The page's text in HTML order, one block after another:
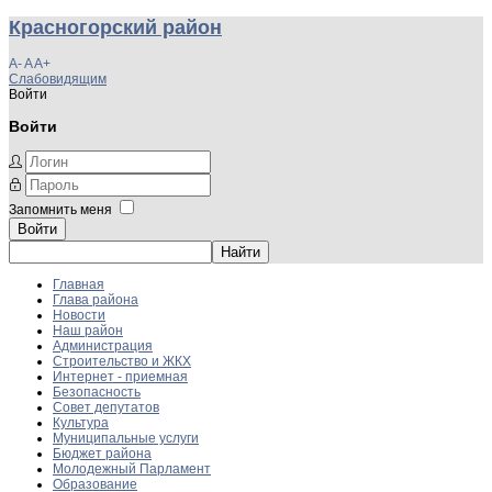
Красногорский район
A-AA+
Слабовидящим
Войти
Войти
Запомнить меня
Войти
Главная
Глава района
Новости
Наш район
Администрация
Строительство и ЖКХ
Интернет - приемная
Безопасность
Совет депутатов
Культура
Муниципальные услуги
Бюджет района
Молодежный Парламент
Образование